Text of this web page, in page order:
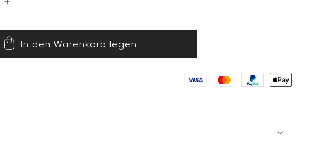
Erhöhe
die
Menge
für
Osterhase
In den Warenkorb legen